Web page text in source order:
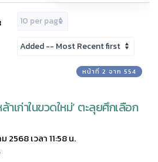
หน้าที่ 2 จาก 554
าเก่าในขวดใหม่’ ตะลุยศึกเลือก
2568 เวลา 11:58 น.